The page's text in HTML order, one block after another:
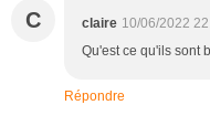
C claire 10/06/2022
Qu'est ce qu'ils sont
Répondre